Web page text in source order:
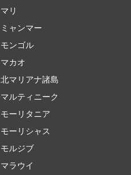
マリ
ミャンマー
モンゴル
マカオ
北マリアナ諸島
マルティニーク
モーリタニア
モーリシャス
モルジブ
マラウイ